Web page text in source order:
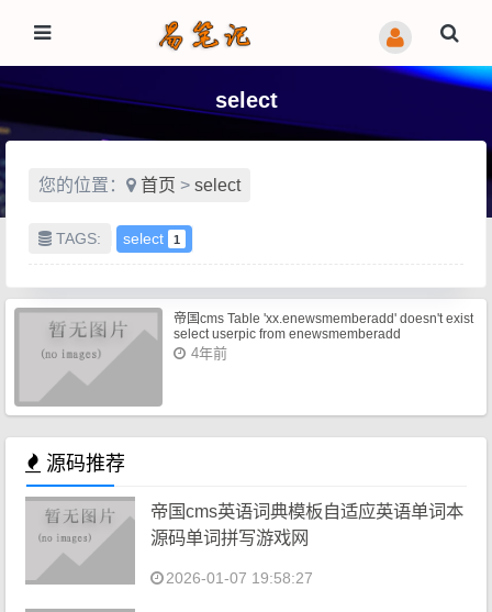
select
您的位置： 首页 > select
TAGS: select 1
帝国cms Table 'xx.enewsmemberadd' doesn't exist
select userpic from enewsmemberadd
4年前
源码推荐
帝国cms英语词典模板自适应英语单词本
源码单词拼写游戏网
2026-01-07 19:58:27